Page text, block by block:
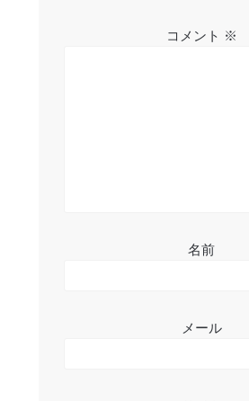
コメント ※
名前
メール